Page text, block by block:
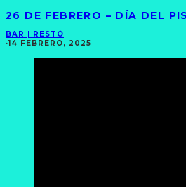
26 DE FEBRERO – DÍA DEL
BAR | RESTÓ
·14 FEBRERO, 2025